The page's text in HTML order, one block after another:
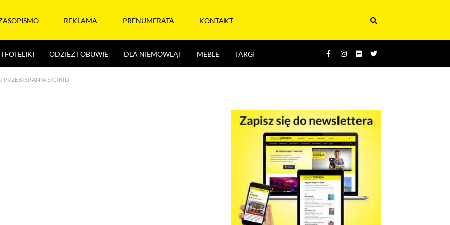
REKLAMA PRENUMERATA KONTAKT
FOTELIKI ODZIEŻ I OBUWIE DLA NIEMOWLĄT MEBLE TARGI
PRZEBIERANIA SIGIKID